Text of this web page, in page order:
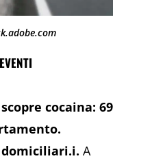
cocaina: 69
domiciliari.i.A